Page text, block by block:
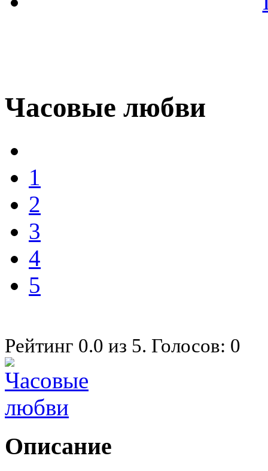
Часовые любви
1
2
3
4
5
Рейтинг 0.0 из 5. Голосов: 0
Описание